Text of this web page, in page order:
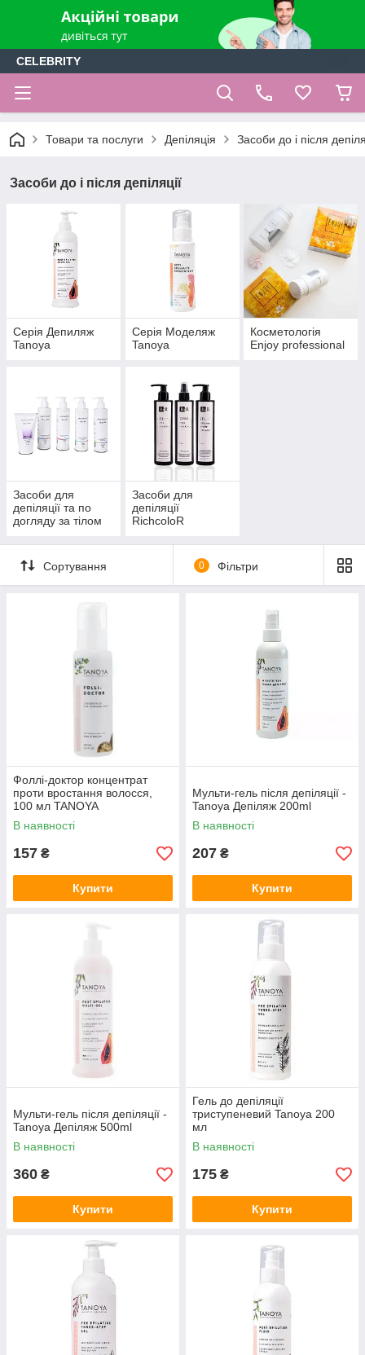
CELEBRITY
Товари та послуги Депіляція Засоби до і після
Засоби до і після депіляції
Серія Депиляж
Tanoya
Серія Моделяж
Tanoya
Косметологія
Enjoy professional
Засоби для
депіляції та по
догляду за тілом
Засоби для
депіляції
RichcoloR
Сортування 0 Фільтри
Фоллі-доктор концентрат
проти вростання волосся,
100 мл TANOYA
В наявності
157 ₴
Купити
Мульти-гель після депіляції -
Tanoya Депіляж 200ml
В наявності
207 ₴
Купити
Мульти-гель після депіляції -
Tanoya Депіляж 500ml
В наявності
360 ₴
Купити
Гель до депіляції
триступеневий Tanoya 200
мл
В наявності
175 ₴
Купити